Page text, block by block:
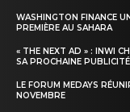
WASHINGTON FINANCE
PREMIÈRE AU SAHARA
« THE NEXT AD » : INWI
SA PROCHAINE PUBLICITÉ
LE FORUM MEDAYS
NOVEMBRE